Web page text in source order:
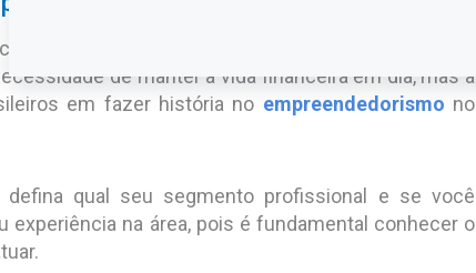
no Brasil os negócios só têm avançado, e isso
de manter a vida financeira em dia, mas a
em fazer história no empreendedorismo no
defina qual seu segmento profissional e se você
experiência na área, pois é fundamental conhecer o